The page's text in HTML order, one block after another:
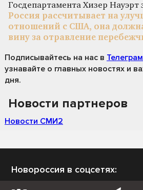
Госдепартамента Хизер Науэрт
Россия рассчитывает на
отношений с США, она
вину за отравление
Подписывайтесь на нас в
узнавайте о главных новостях и
дня.
Новости партнеров
Новости СМИ2
Новороссия в соцсетях: